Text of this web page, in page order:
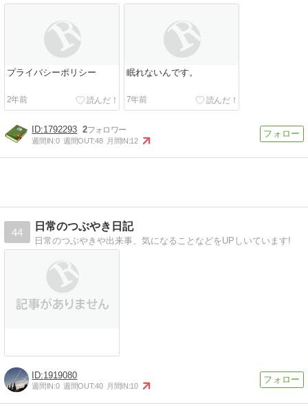
プライバシーポリシー
2年前
眠れないんです。
7年前
1792293 2
週間IN:0 週間OUT:48 月間IN:12
44
日常のつぶやき日記
日常のつぶやきや出来事、気になることなどをUPしいています!
1919080
週間IN:0 週間OUT:40 月間IN:10
登録不要。更新を逃さずキャッチ！